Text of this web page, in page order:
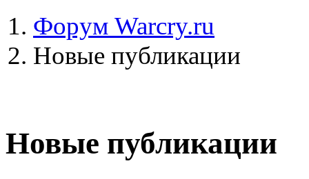
Форум Warcry.ru
Новые публикации
Новые публикации